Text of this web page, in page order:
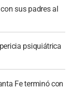
sus padres al
psiquiátrica
Fe terminó con